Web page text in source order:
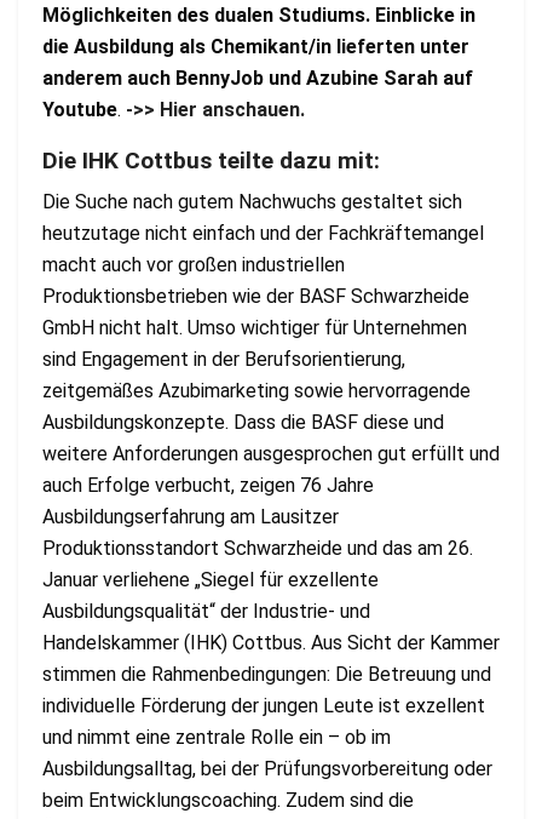
Möglichkeiten des dualen Studiums. Einblicke in
die Ausbildung als Chemikant/in lieferten unter
anderem auch BennyJob und Azubine Sarah auf
Youtube. ->> Hier anschauen.
Die IHK Cottbus teilte dazu mit:
Die Suche nach gutem Nachwuchs gestaltet sich
heutzutage nicht einfach und der Fachkräftemangel
macht auch vor großen industriellen
Produktionsbetrieben wie der BASF Schwarzheide
GmbH nicht halt. Umso wichtiger für Unternehmen
sind Engagement in der Berufsorientierung,
zeitgemäßes Azubimarketing sowie hervorragende
Ausbildungskonzepte. Dass die BASF diese und
weitere Anforderungen ausgesprochen gut erfüllt und
auch Erfolge verbucht, zeigen 76 Jahre
Ausbildungserfahrung am Lausitzer
Produktionsstandort Schwarzheide und das am 26.
Januar verliehene „Siegel für exzellente
Ausbildungsqualität“ der Industrie- und
Handelskammer (IHK) Cottbus. Aus Sicht der Kammer
stimmen die Rahmenbedingungen: Die Betreuung und
individuelle Förderung der jungen Leute ist exzellent
und nimmt eine zentrale Rolle ein – ob im
Ausbildungsalltag, bei der Prüfungsvorbereitung oder
beim Entwicklungscoaching. Zudem sind die